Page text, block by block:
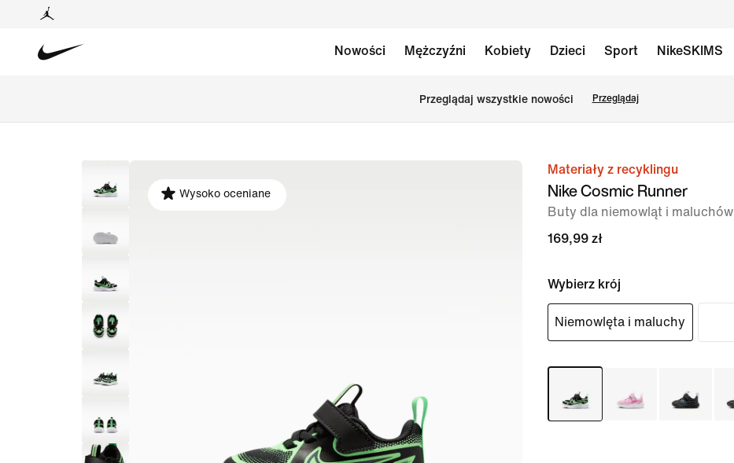
Nowości Mężczyźni Kobiety Dzieci Sport NikeSKIMS
Przeglądaj wszystkie nowości Przeglądaj
obraz
Wysoko oceniane
Materiały z recyklingu
Nike Cosmic Runner
Buty dla niemowląt i maluchów
169,99 zł
Wybierz krój
Niemowlęta i maluchy